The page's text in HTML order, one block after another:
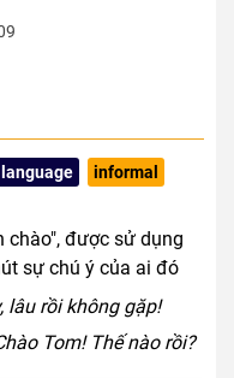
informal
chào", được sử dụng
sự chú ý của ai đó
lâu rồi không gặp!
Tom! Thế nào rồi?